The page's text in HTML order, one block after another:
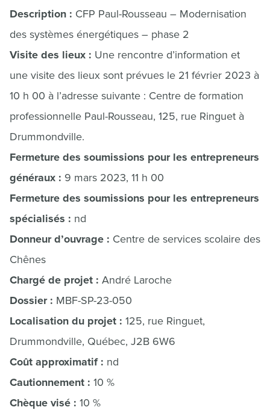
Description : CFP Paul-Rousseau – Modernisation
des systèmes énergétiques – phase 2
Visite des lieux : Une rencontre d’information et
une visite des lieux sont prévues le 21 février 2023 à
10 h 00 à l’adresse suivante : Centre de formation
professionnelle Paul-Rousseau, 125, rue Ringuet à
Drummondville.
Fermeture des soumissions pour les entrepreneurs
généraux : 9 mars 2023, 11 h 00
Fermeture des soumissions pour les entrepreneurs
spécialisés : nd
Donneur d’ouvrage : Centre de services scolaire des
Chênes
Chargé de projet : André Laroche
Dossier : MBF-SP-23-050
Localisation du projet : 125, rue Ringuet,
Drummondville, Québec, J2B 6W6
Coût approximatif : nd
Cautionnement : 10 %
Chèque visé : 10 %